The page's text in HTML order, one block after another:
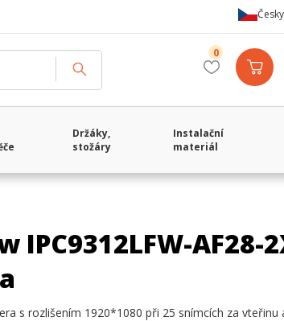
Česky
0
Držáky,
stožáry
Instalační
materiál
IPC9312LFW-AF28-
s rozlišením 1920*1080 při 25 snímcích za